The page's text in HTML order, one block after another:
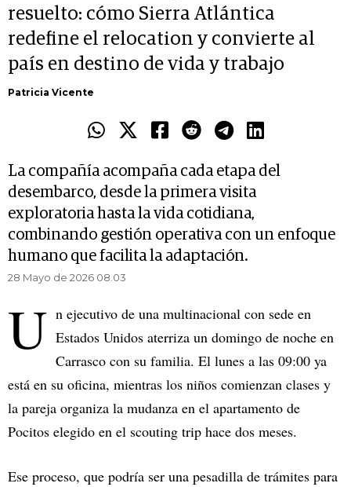
resuelto: cómo Sierra Atlántica
redefine el relocation y convierte al
país en destino de vida y trabajo
Patricia Vicente
La compañía acompaña cada etapa del
desembarco, desde la primera visita
exploratoria hasta la vida cotidiana,
combinando gestión operativa con un enfoque
humano que facilita la adaptación.
28 Mayo de 2026 08.03
U n ejecutivo de una multinacional con sede en
Estados Unidos aterriza un domingo de noche en
Carrasco con su familia. El lunes a las 09:00 ya
está en su oficina, mientras los niños comienzan clases y
la pareja organiza la mudanza en el apartamento de
Pocitos elegido en el scouting trip hace dos meses.
Ese proceso, que podría ser una pesadilla de trámites para